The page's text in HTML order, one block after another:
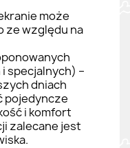
może
ze względu na
specjalnych) –
dniach
pojedyncze
i komfort
zalecane jest